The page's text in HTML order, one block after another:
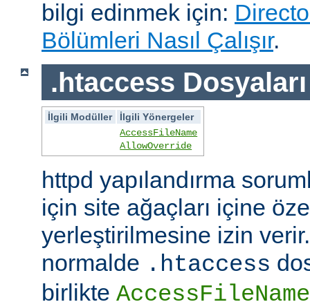
bilgi edinmek için:
Bölümleri Nasıl Çalışır.
.htaccess Dosyaları
İlgili Modüller
İlgili Yönergeler
AccessFileName
AllowOverride
httpd yapılandırma
için site ağaçları içine
yerleştirilmesine izin
normalde .htaccess
birlikte AccessFileName